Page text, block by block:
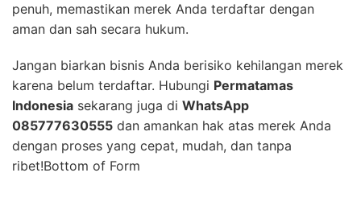
penuh, memastikan merek Anda terdaftar dengan
aman dan sah secara hukum.
Jangan biarkan bisnis Anda berisiko kehilangan merek
karena belum terdaftar. Hubungi Permatamas
Indonesia sekarang juga di WhatsApp
085777630555 dan amankan hak atas merek Anda
dengan proses yang cepat, mudah, dan tanpa
ribet!Bottom of Form